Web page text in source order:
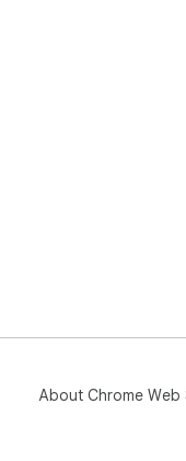
About Chrome Web